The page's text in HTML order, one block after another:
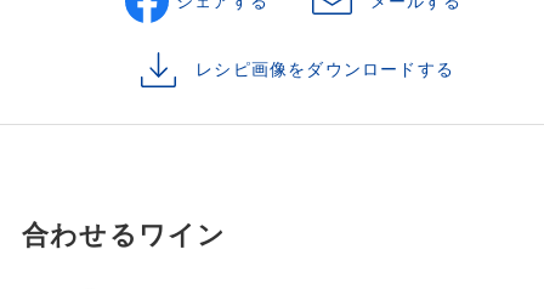
レシピ画像をダウンロードする
合わせるワイン